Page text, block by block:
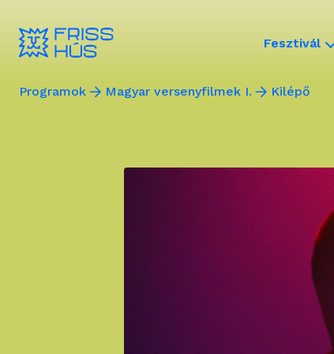
Fesztivál
Programok Magyar versenyfilmek I. Kilépő